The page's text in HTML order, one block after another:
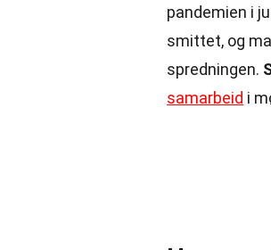
pandemien i
smittet, og
spredningen.
samarbeid i